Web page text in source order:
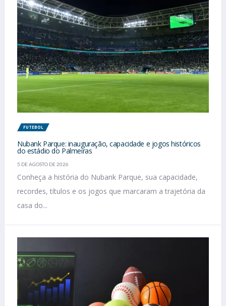
FUTEBOL
Nubank Parque: inauguração, capacidade e jogos históricos
do estádio do Palmeiras
5 DE AGOSTO DE 2026
Conheça a história do Nubank Parque, sua capacidade,
recordes, títulos e os jogos que marcaram a trajetória da
casa do...